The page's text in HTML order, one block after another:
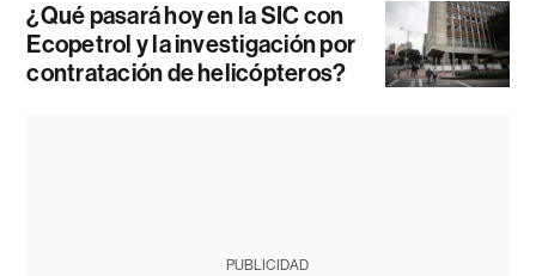
¿Qué pasará hoy en la SIC con
Ecopetrol y la investigación por
contratación de helicópteros?
PUBLICIDAD